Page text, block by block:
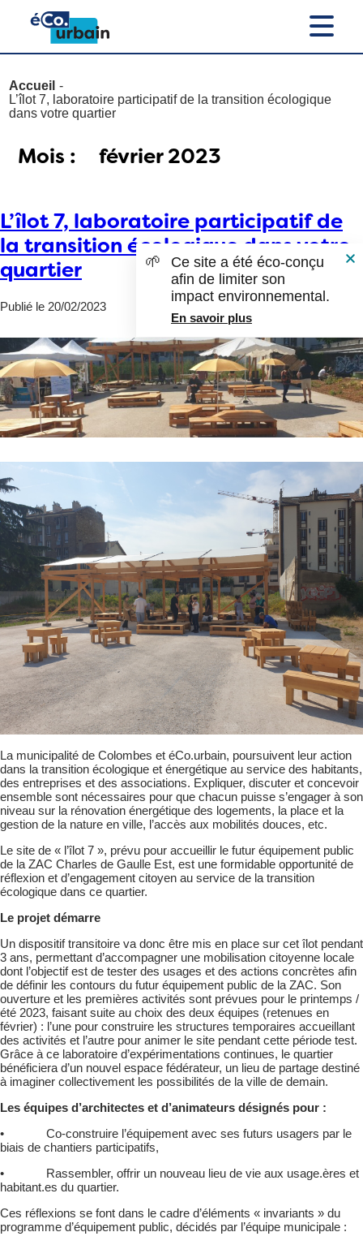
Accueil
L’îlot 7, laboratoire participatif de la transition écologique
dans votre quartier
Mois : février 2023
L’îlot 7, laboratoire participatif de
la transition écologique dans votre
quartier
Publié le 20/02/2023
La municipalité de Colombes et éCo.urbain, poursuivent leur action
dans la transition écologique et énergétique au service des habitants,
des entreprises et des associations. Expliquer, discuter et concevoir
ensemble sont nécessaires pour que chacun puisse s’engager à son
niveau sur la rénovation énergétique des logements, la place et la
gestion de la nature en ville, l’accès aux mobilités douces, etc.
Le site de « l’îlot 7 », prévu pour accueillir le futur équipement public
de la ZAC Charles de Gaulle Est, est une formidable opportunité de
réflexion et d’engagement citoyen au service de la transition
écologique dans ce quartier.
Le projet démarre
Un dispositif transitoire va donc être mis en place sur cet îlot pendant
3 ans, permettant d’accompagner une mobilisation citoyenne locale
dont l’objectif est de tester des usages et des actions concrètes afin
de définir les contours du futur équipement public de la ZAC. Son
ouverture et les premières activités sont prévues pour le printemps /
été 2023, faisant suite au choix des deux équipes (retenues en
février) : l’une pour construire les structures temporaires accueillant
des activités et l’autre pour animer le site pendant cette période test.
Grâce à ce laboratoire d’expérimentations continues, le quartier
bénéficiera d’un nouvel espace fédérateur, un lieu de partage destiné
à imaginer collectivement les possibilités de la ville de demain.
Les équipes d’architectes et d’animateurs désignés pour :
• Co-construire l’équipement avec ses futurs usagers par le
biais de chantiers participatifs,
• Rassembler, offrir un nouveau lieu de vie aux usage.ères et
habitant.es du quartier.
Ces réflexions se font dans le cadre d’éléments « invariants » du
programme d’équipement public, décidés par l’équipe municipale :
🌱
Ce site a été éco-conçu
afin de limiter son
impact environnemental.
En savoir plus